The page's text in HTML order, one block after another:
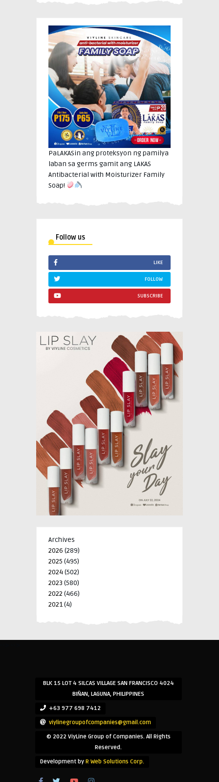
PaLAKASin ang proteksyon ng pamilya
laban sa germs gamit ang LAKAS
Antibacterial with Moisturizer Family
Soap!
Follow us
LIKE
FOLLOW
SUBSCRIBE
Archives
2026 (289)
2025 (495)
2024 (502)
2023 (580)
2022 (466)
2021(4)
BLK 15 LOT 4 SILCAS VILLAGE SAN FRANCISCO 4024
BIÑAN, LAGUNA, PHILIPPINES
+63 977 698 7412
viylinegroupofcompanies@gmail.com
© 2022 ViyLine Group of Companies. All Rights
Reserved.
Development by R Web Solutions Corp.